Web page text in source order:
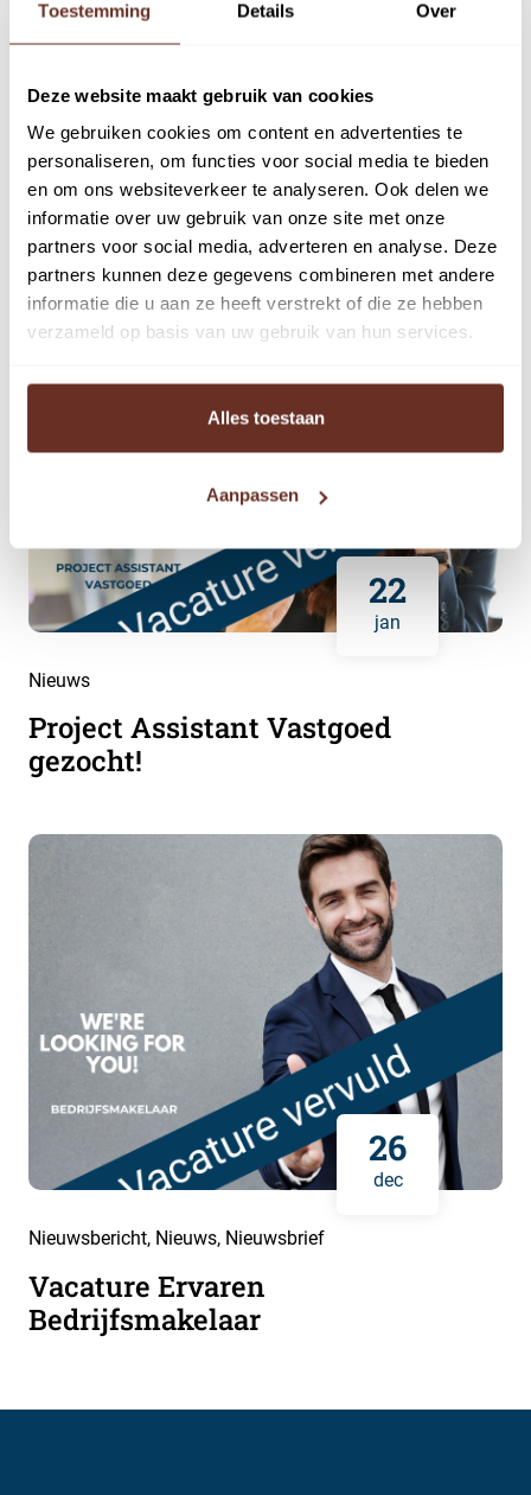
Toestemming Details Over
Deze website maakt gebruik van cookies
We gebruiken cookies om content en advertenties te
personaliseren, om functies voor social media te bieden
en om ons websiteverkeer te analyseren. Ook delen we
informatie over uw gebruik van onze site met onze
partners voor social media, adverteren en analyse. Deze
partners kunnen deze gegevens combineren met andere
informatie die u aan ze heeft verstrekt of die ze hebben
verzameld op basis van uw gebruik van hun services.
Alles toestaan
Aanpassen
Nieuws,Nieuwsbericht,Nieuwsbrief
Vacature Backofficemedewerker
afdeling Kantoren &
Bedrijfsruimten
22
jan
Nieuws
Project Assistant Vastgoed
gezocht!
26
dec
Nieuwsbericht, Nieuws, Nieuwsbrief
Vacature Ervaren
Bedrijfsmakelaar